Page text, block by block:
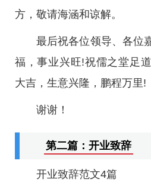
方，敬请海涵和谅解。
最后祝各位领导、各位
福，事业兴旺!祝儒之堂足
大吉，生意兴隆，鹏程万里!
谢谢！
第二篇：开业致辞
开业致辞范文4篇